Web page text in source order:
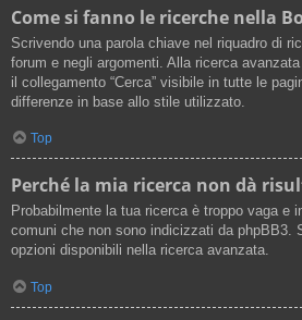
Come si fanno le ricerche nella
Scrivendo una parola chiave nel riquadro di
forum e negli argomenti. Alla ricerca
il collegamento “Cerca” visibile in tutte le
differenze in base allo stile utilizzato.
Top
Perché la mia ricerca non dà
Probabilmente la tua ricerca è troppo vaga e
comuni che non sono indicizzati da phpBB3.
opzioni disponibili nella ricerca avanzata.
Top